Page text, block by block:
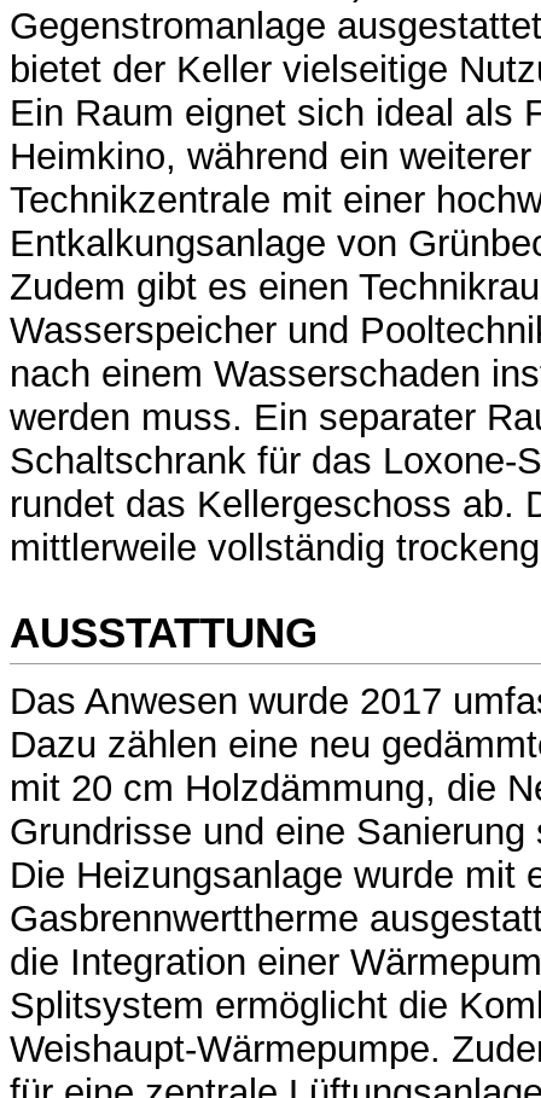
Gegenstromanlage
bietet der Keller vielseitige
Ein Raum eignet sich ideal als
Heimkino, während ein
Technikzentrale mit einer
Entkalkungsanlage von
Zudem gibt es einen
Wasserspeicher und
nach einem Wasserschaden
werden muss. Ein separater
Schaltschrank für das Loxone-
rundet das Kellergeschoss ab.
mittlerweile vollständig
AUSSTATTUNG
Das Anwesen wurde 2017
Dazu zählen eine neu
mit 20 cm Holzdämmung, die
Grundrisse und eine Sanierung
Die Heizungsanlage wurde mit
Gasbrennwerttherme
die Integration einer
Splitsystem ermöglicht die
Weishaupt-Wärmepumpe.